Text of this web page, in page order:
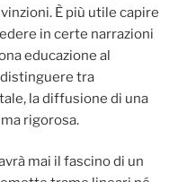
È più utile capire
in certe narrazioni
educazione al
tra
la diffusione di una
rigorosa.
mai il fascino di un